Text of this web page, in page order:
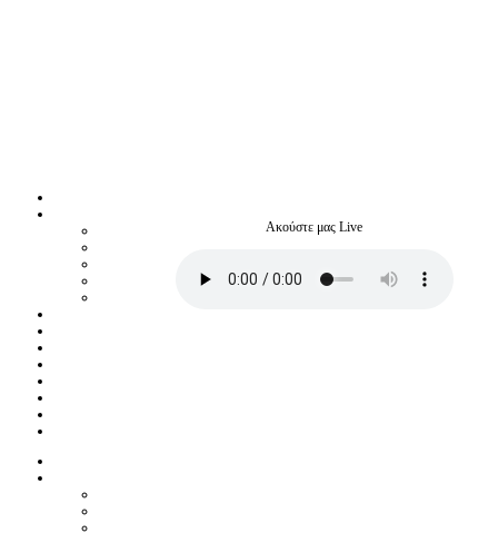
Ακούστε μας Live